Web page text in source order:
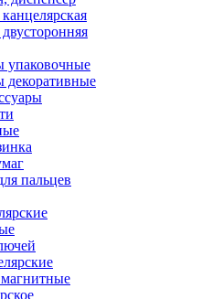
упаковочные
декоративные
пальцев